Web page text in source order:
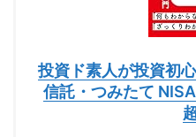
投資ド素人が投資初
信託・つみたて